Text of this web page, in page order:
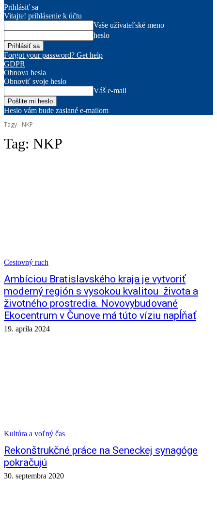
Prihlásiť sa
Vitajte! prihlásenie k účtu
Vaše užívateľské meno
heslo
Forgot your password? Get help
GDPR
Obnova hesla
Obnoviť svoje heslo
Váš e-mail
Heslo vám bude zaslané e-mailom
Tagy
NKP
Tag: NKP
Cestovný ruch
Ambíciou Bratislavského kraja je vytvoriť
moderný región s vysokou kvalitou života a
životného prostredia. Novovybudované
Ekocentrum v Čunove má túto víziu napĺňať
19. apríla 2024
Kultúra a voľný čas
Rekonštrukčné práce na Seneckej synagóge
pokračujú
30. septembra 2020